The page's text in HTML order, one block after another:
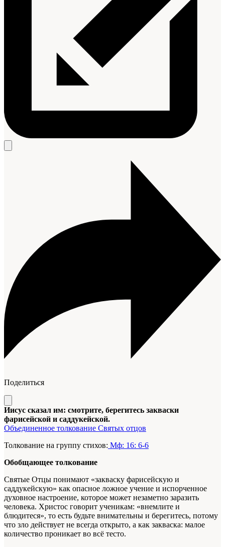
Поделиться
Иисус сказал им: смотрите, берегитесь закваски
фарисейской и саддукейской.
Объединенное толкование Святых отцов
Толкование на группу стихов: Мф: 16: 6-6
Обобщающее толкование
Святые Отцы понимают «закваску фарисейскую и
саддукейскую» как опасное ложное учение и испорченное
духовное настроение, которое может незаметно заразить
человека. Христос говорит ученикам: «внемлите и
блюдитеся», то есть будьте внимательны и берегитесь, потому
что зло действует не всегда открыто, а как закваска: малое
количество проникает во всё тесто.